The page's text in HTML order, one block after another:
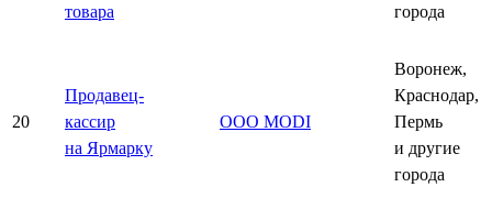
товара
города
20
Продавец-
кассир
на Ярмарку
ООО MODI
Воронеж,
Краснодар,
Пермь
и другие
города